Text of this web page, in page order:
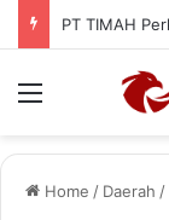
Menu
Home / Daerah /